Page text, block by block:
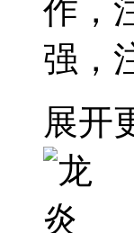
作，
强，
展开